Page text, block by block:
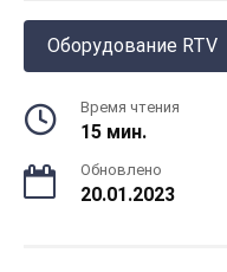
Оборудование RTV
Время чтения
15 мин.
Обновлено
20.01.2023